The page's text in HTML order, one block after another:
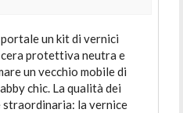
un kit di vernici
cera protettiva neutra e
un vecchio mobile di
chic. La qualità dei
la vernice